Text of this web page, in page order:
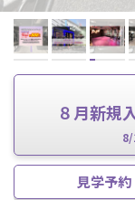
８月新規
見学予約